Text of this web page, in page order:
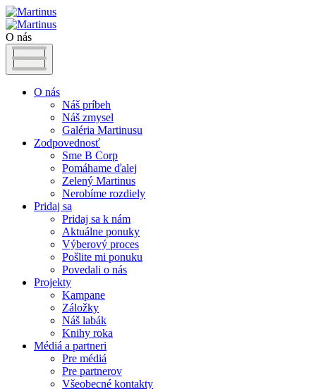
O nás
O nás
Náš príbeh
Náš zmysel
Galéria Martinusu
Zodpovednosť
Sme B Corp
Pomáhame ďalej
Zelený Martinus
Nerobíme rozdiely
Pridaj sa
Pridaj sa k nám
Aktuálne ponuky
Výberový proces
Pošlite mi ponuku
Povedali o nás
Projekty
Kampane
Záložky
Náš labák
Knihy roka
Médiá a partneri
Pre médiá
Pre partnerov
Všeobecné kontakty